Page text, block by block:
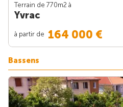
Terrain de 770m2 à
Yvrac
à partir de 164 000 €
Bassens